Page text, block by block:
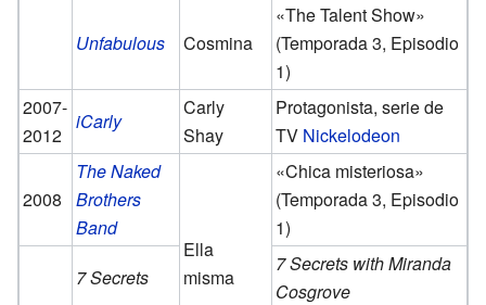
Unfabulous Cosmina
«The Talent Show»
(Temporada 3, Episodio
1)
2007-
2012
iCarly
Carly
Shay
Protagonista, serie de
TV Nickelodeon
2008
The Naked
Brothers
Band
Ella
misma
«Chica misteriosa»
(Temporada 3, Episodio
1)
7 Secrets
7 Secrets with Miranda
Cosgrove